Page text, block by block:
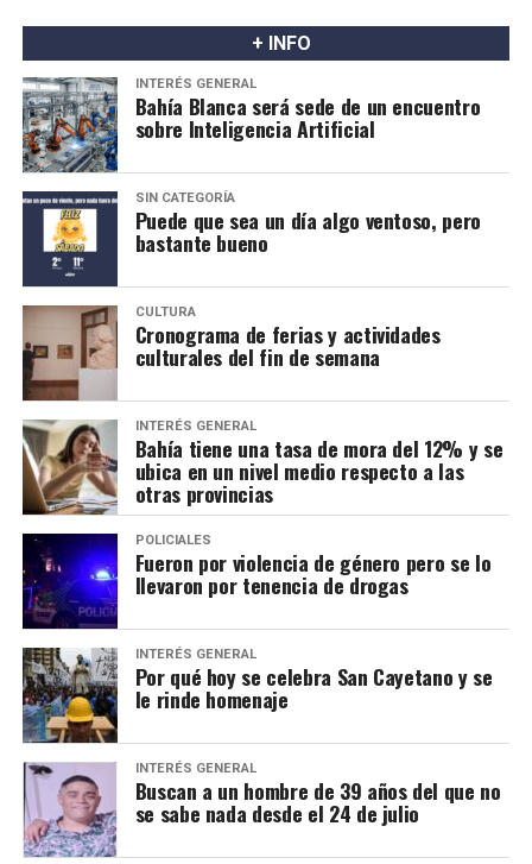
+ INFO
INTERÉS GENERAL
Bahía Blanca será sede de un encuentro
sobre Inteligencia Artificial
SIN CATEGORÍA
Puede que sea un día algo ventoso, pero
bastante bueno
CULTURA
Cronograma de ferias y actividades
culturales del fin de semana
INTERÉS GENERAL
Bahía tiene una tasa de mora del 12% y se
ubica en un nivel medio respecto a las
otras provincias
POLICIALES
Fueron por violencia de género pero se lo
llevaron por tenencia de drogas
INTERÉS GENERAL
Por qué hoy se celebra San Cayetano y se
le rinde homenaje
INTERÉS GENERAL
Buscan a un hombre de 39 años del que no
se sabe nada desde el 24 de julio